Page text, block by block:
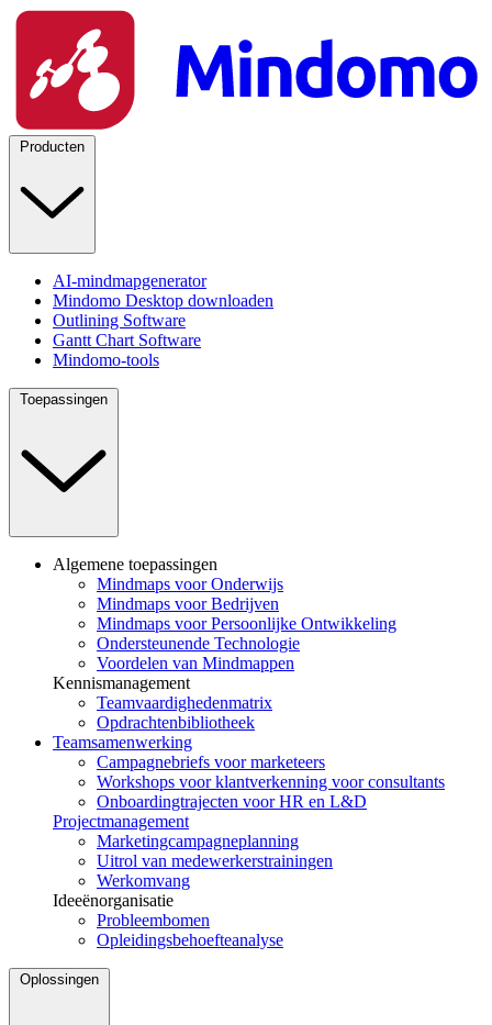
Producten
AI-mindmapgenerator
Mindomo Desktop downloaden
Outlining Software
Gantt Chart Software
Mindomo-tools
Toepassingen
Algemene toepassingen
Mindmaps voor Onderwijs
Mindmaps voor Bedrijven
Mindmaps voor Persoonlijke Ontwikkeling
Ondersteunende Technologie
Voordelen van Mindmappen
Kennismanagement
Teamvaardighedenmatrix
Opdrachtenbibliotheek
Teamsamenwerking
Campagnebriefs voor marketeers
Workshops voor klantverkenning voor consultants
Onboardingtrajecten voor HR en L&D
Projectmanagement
Marketingcampagneplanning
Uitrol van medewerkerstrainingen
Werkomvang
Ideeënorganisatie
Probleembomen
Opleidingsbehoefteanalyse
Oplossingen